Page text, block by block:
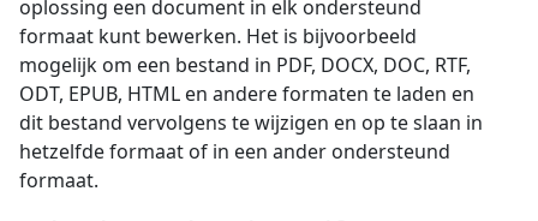
oplossing een document in elk ondersteund
formaat kunt bewerken. Het is bijvoorbeeld
mogelijk om een bestand in PDF, DOCX, DOC, RTF,
ODT, EPUB, HTML en andere formaten te laden en
dit bestand vervolgens te wijzigen en op te slaan in
hetzelfde formaat of in een ander ondersteund
formaat.